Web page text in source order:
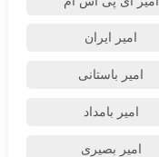
امیر ایران
امیر باستانی
امیر بامداد
امیر بصیری